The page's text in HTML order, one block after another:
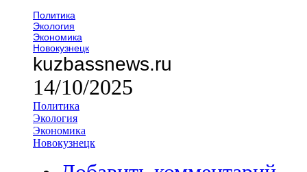
Политика
Экология
Экономика
Новокузнецк
kuzbassnews.ru
14/10/2025
Политика
Экология
Экономика
Новокузнецк